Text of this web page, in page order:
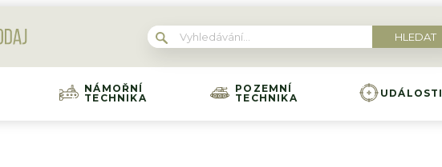
NÁMOŘNÍ
TECHNIKA
POZEMNÍ
TECHNIKA
UDÁLOSTI